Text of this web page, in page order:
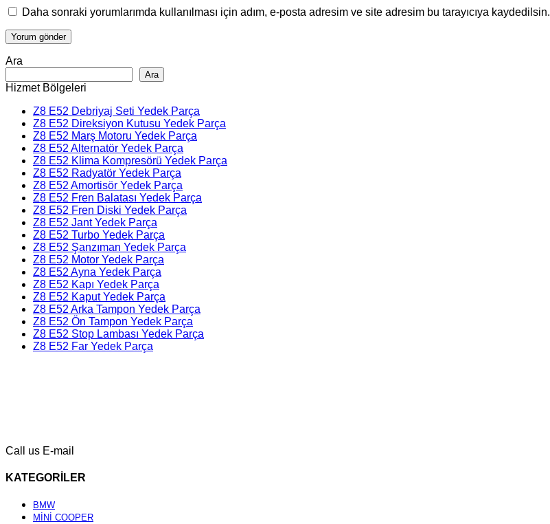
Daha sonraki yorumlarımda kullanılması için adım, e-posta adresim ve site adresim bu tarayıcıya kaydedilsin.
Ara
Ara
Hizmet Bölgeleri
Z8 E52 Debriyaj Seti Yedek Parça
Z8 E52 Direksiyon Kutusu Yedek Parça
Z8 E52 Marş Motoru Yedek Parça
Z8 E52 Alternatör Yedek Parça
Z8 E52 Klima Kompresörü Yedek Parça
Z8 E52 Radyatör Yedek Parça
Z8 E52 Amortisör Yedek Parça
Z8 E52 Fren Balatası Yedek Parça
Z8 E52 Fren Diski Yedek Parça
Z8 E52 Jant Yedek Parça
Z8 E52 Turbo Yedek Parça
Z8 E52 Şanzıman Yedek Parça
Z8 E52 Motor Yedek Parça
Z8 E52 Ayna Yedek Parça
Z8 E52 Kapı Yedek Parça
Z8 E52 Kaput Yedek Parça
Z8 E52 Arka Tampon Yedek Parça
Z8 E52 Ön Tampon Yedek Parça
Z8 E52 Stop Lambası Yedek Parça
Z8 E52 Far Yedek Parça
Call us E-mail
KATEGORİLER
BMW
MİNİ COOPER